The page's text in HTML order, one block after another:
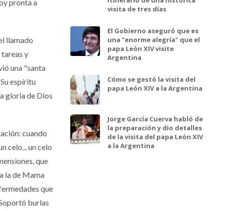
pronta a
llamado
y
una "santa
espíritu
gloria de Dios
cuando
celo... un celo
que
la de Mama
que
burlas
visita de tres días
El Gobierno aseguró que es
una "enorme alegría" que el
papa León XIV visite
Argentina
Cómo se gestó la visita del
papa León XIV a la Argentina
Jorge García Cuerva habló de
la preparación y dio detalles
de la visita del papa León XIV
a la Argentina